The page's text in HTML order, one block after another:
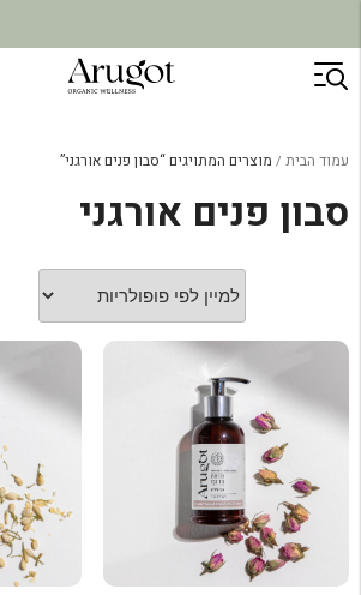
דילוג
לתוכן
עמוד הבית מוצרים המתויגים “סבון פנים אורגני”
סבון פנים אורגני